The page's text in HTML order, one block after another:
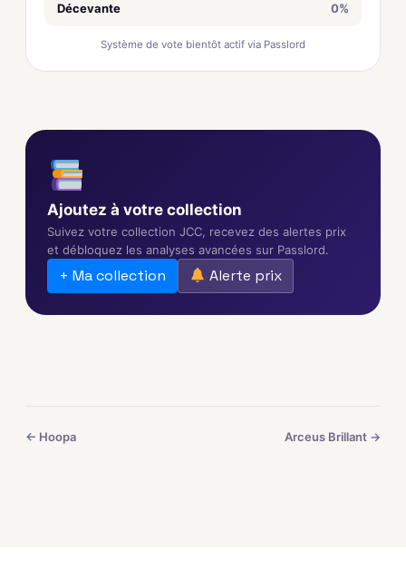
Décevante 0%
Système de vote bientôt actif via Passlord
Ajoutez à votre collection
Suivez votre collection JCC, recevez des alertes prix
et débloquez les analyses avancées sur Passlord.
+ Ma collection Alerte prix
← Hoopa Arceus Brillant →